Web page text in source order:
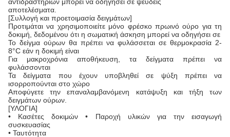
αποτελέσματα.
[Συλλογή και προετοιμασία δειγμάτων]
Προτιμάται να χρησιμοποιείτε μόνο φρέσκο πρωινό ούρο για τη
δοκιμή, δεδομένου ότι η σωματική άσκηση μπορεί να οδηγήσει σε
Το δείγμα ούρων θα πρέπει να φυλάσσεται σε θερμοκρασία 2-
8°C εάν η δοκιμή είναι
Για μακροχρόνια αποθήκευση, τα δείγματα πρέπει να
φυλάσσονται
Τα δείγματα που έχουν υποβληθεί σε ψύξη πρέπει να
ισορροπούνται στο χώρο
Αποφύγετε την επαναλαμβανόμενη κατάψυξη και τήξη των
δειγμάτων ούρων.
[ΥΛΟΓΙΑ]
• Κασέτες δοκιμών • Παροχή υλικών για την εισαγωγή
συσκευασίας
• Ταυτότητα